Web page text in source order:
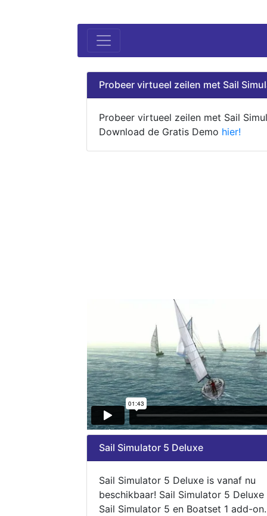
Probeer virtueel zeilen met Sail
Probeer virtueel zeilen met Sail
Download de Gratis Demo hier!
Sail Simulator 5 Deluxe
Sail Simulator 5 Deluxe is vanaf nu
beschikbaar! Sail Simulator 5
Sail Simulator 5 en Boatset 1 add-on.